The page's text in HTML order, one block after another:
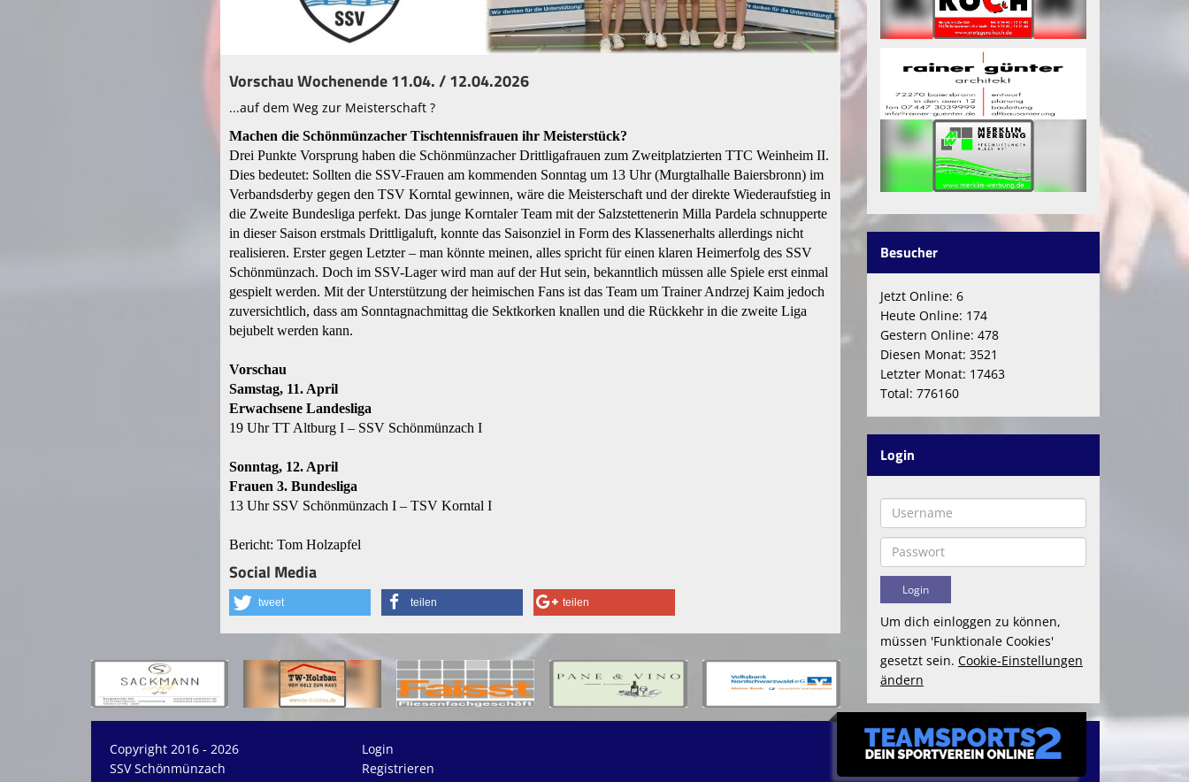
Vorschau Wochenende 11.04. / 12.04.2026
...auf dem Weg zur Meisterschaft ?
Machen die Schönmünzacher Tischtennisfrauen ihr Meisterstück?
Drei Punkte Vorsprung haben die Schönmünzacher Drittligafrauen zum Zweitplatzierten TTC Weinheim II.
Dies bedeutet: Sollten die SSV-Frauen am kommenden Sonntag um 13 Uhr (Murgtalhalle Baiersbronn) im
Verbandsderby gegen den TSV Korntal gewinnen, wäre die Meisterschaft und der direkte Wiederaufstieg in
die Zweite Bundesliga perfekt. Das junge Korntaler Team mit der Salzstettenerin Milla Pardela schnupperte
in dieser Saison erstmals Drittligaluft, konnte das Saisonziel in Form des Klassenerhalts allerdings nicht
realisieren. Erster gegen Letzter – man könnte meinen, alles spricht für einen klaren Heimerfolg des SSV
Schönmünzach. Doch im SSV-Lager wird man auf der Hut sein, bekanntlich müssen alle Spiele erst einmal
gespielt werden. Mit der Unterstützung der heimischen Fans ist das Team um Trainer Andrzej Kaim jedoch
zuversichtlich, dass am Sonntagnachmittag die Sektkorken knallen und die Rückkehr in die zweite Liga
bejubelt werden kann.
Vorschau
Samstag, 11. April
Erwachsene Landesliga
19 Uhr TT Altburg I – SSV Schönmünzach I
Sonntag, 12. April
Frauen 3. Bundesliga
13 Uhr SSV Schönmünzach I – TSV Korntal I
Bericht: Tom Holzapfel
Social Media
tweet teilen teilen
Besucher
Jetzt Online: 6
Heute Online: 174
Gestern Online: 478
Diesen Monat: 3521
Letzter Monat: 17463
Total: 776160
Login
Um dich einloggen zu können,
müssen 'Funktionale Cookies'
gesetzt sein. Cookie-Einstellungen
ändern
Copyright 2016 - 2026
SSV Schönmünzach
Login
Registrieren